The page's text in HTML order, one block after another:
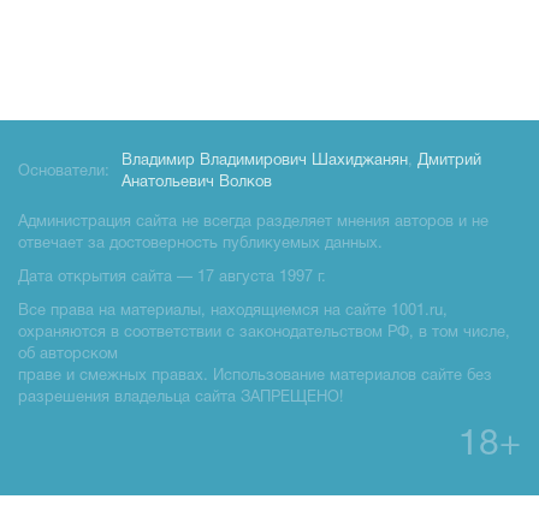
Основатели:
Владимир Владимирович Шахиджанян, Дмитрий
Анатольевич Волков
Администрация сайта не всегда разделяет мнения авторов и не
отвечает за достоверность публикуемых данных.
Дата открытия сайта — 17 августа 1997 г.
Все права на материалы, находящиемся на сайте 1001.ru,
охраняются в соответствии с законодательством РФ, в том числе,
об авторском
праве и смежных правах. Использование материалов сайте без
разрешения владельца сайта ЗАПРЕЩЕНО!
18+